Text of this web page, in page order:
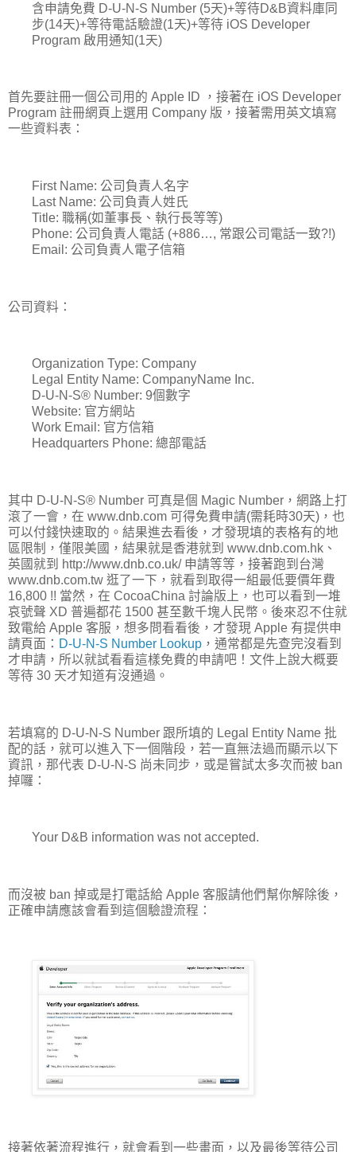
含申請免費 D-U-N-S Number (5天)+等待D&B資料庫同
步(14天)+等待電話驗證(1天)+等待 iOS Developer
Program 啟用通知(1天)
首先要註冊一個公司用的 Apple ID ，接著在 iOS Developer
Program 註冊網頁上選用 Company 版，接著需用英文填寫
一些資料表：
First Name: 公司負責人名字
Last Name: 公司負責人姓氏
Title: 職稱(如董事長、執行長等等)
Phone: 公司負責人電話 (+886…, 常跟公司電話一致?!)
Email: 公司負責人電子信箱
公司資料：
Organization Type: Company
Legal Entity Name: CompanyName Inc.
D-U-N-S® Number: 9個數字
Website: 官方網站
Work Email: 官方信箱
Headquarters Phone: 總部電話
其中 D-U-N-S® Number 可真是個 Magic Number，網路上打
滾了一會，在 www.dnb.com 可得免費申請(需耗時30天)，也
可以付錢快速取的。結果進去看後，才發現填的表格有的地
區限制，僅限美國，結果就是香港就到 www.dnb.com.hk、
英國就到 http://www.dnb.co.uk/ 申請等等，接著跑到台灣
www.dnb.com.tw 逛了一下，就看到取得一組最低要價年費
16,800 !! 當然，在 CocoaChina 討論版上，也可以看到一堆
哀號聲 XD 普遍都花 1500 甚至數千塊人民幣。後來忍不住就
致電給 Apple 客服，想多問看看後，才發現 Apple 有提供申
請頁面： D-U-N-S Number Lookup ，通常都是先查完沒看到
才申請，所以就試看看這樣免費的申請吧！文件上說大概要
等待 30 天才知道有沒通過。
若填寫的 D-U-N-S Number 跟所填的 Legal Entity Name 批
配的話，就可以進入下一個階段，若一直無法過而顯示以下
資訊，那代表 D-U-N-S 尚未同步，或是嘗試太多次而被 ban
掉囉：
Your D&B information was not accepted.
而沒被 ban 掉或是打電話給 Apple 客服請他們幫你解除後，
正確申請應該會看到這個驗證流程：
接著依著流程進行，就會看到一些畫面，以及最後等待公司